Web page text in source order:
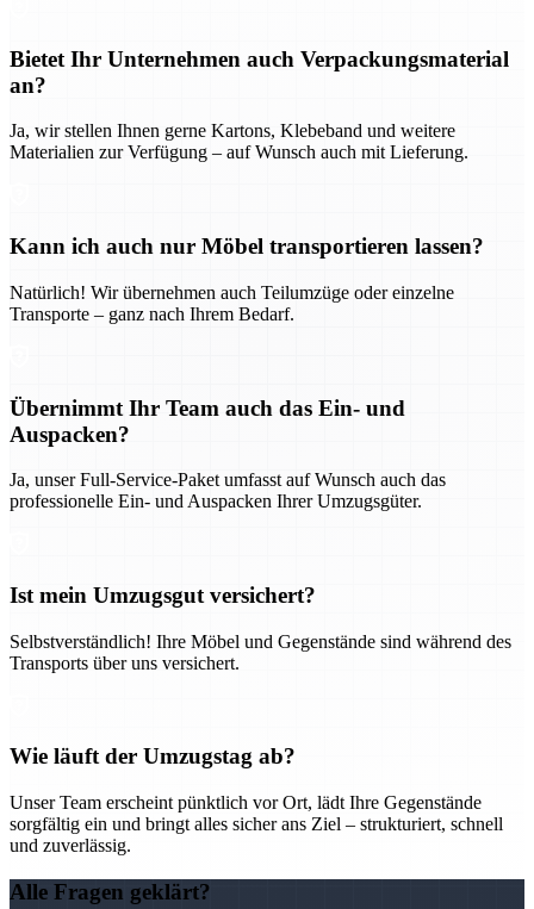
Bietet Ihr Unternehmen auch Verpackungsmaterial
an?
Ja, wir stellen Ihnen gerne Kartons, Klebeband und weitere
Materialien zur Verfügung – auf Wunsch auch mit Lieferung.
Kann ich auch nur Möbel transportieren lassen?
Natürlich! Wir übernehmen auch Teilumzüge oder einzelne
Transporte – ganz nach Ihrem Bedarf.
Übernimmt Ihr Team auch das Ein- und
Auspacken?
Ja, unser Full-Service-Paket umfasst auf Wunsch auch das
professionelle Ein- und Auspacken Ihrer Umzugsgüter.
Ist mein Umzugsgut versichert?
Selbstverständlich! Ihre Möbel und Gegenstände sind während des
Transports über uns versichert.
Wie läuft der Umzugstag ab?
Unser Team erscheint pünktlich vor Ort, lädt Ihre Gegenstände
sorgfältig ein und bringt alles sicher ans Ziel – strukturiert, schnell
und zuverlässig.
Alle Fragen geklärt?